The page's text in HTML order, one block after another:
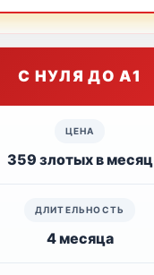
С НУЛЯ ДО А1
359 злотых в месяц
4 месяца